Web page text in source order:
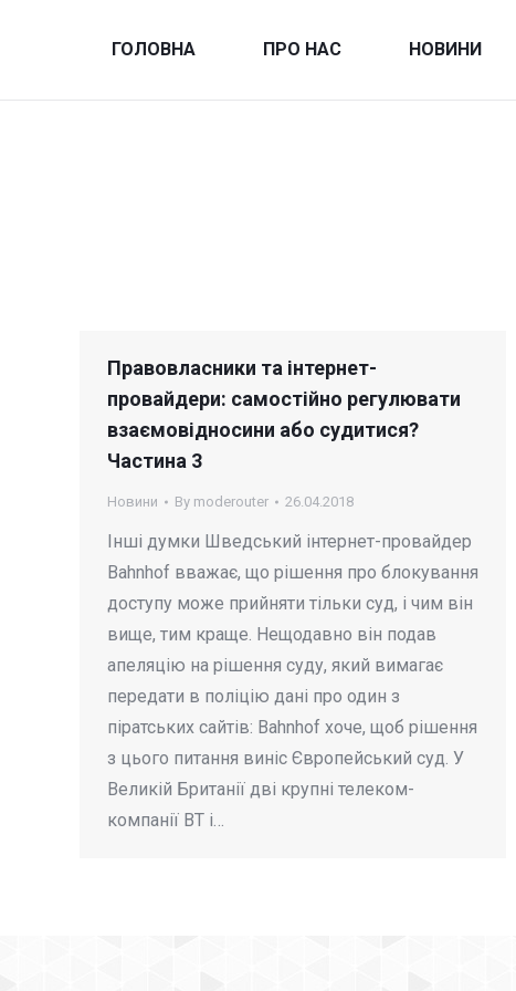
ГОЛОВНА ПРО НАС НОВИНИ
Правовласники та інтернет-
провайдери: самостійно регулювати
взаємовідносини або судитися?
Частина 3
Новини By moderouter 26.04.2018
Інші думки Шведський інтернет-провайдер
Bahnhof вважає, що рішення про блокування
доступу може прийняти тільки суд, і чим він
вище, тим краще. Нещодавно він подав
апеляцію на рішення суду, який вимагає
передати в поліцію дані про один з
піратських сайтів: Bahnhof хоче, щоб рішення
з цього питання виніс Європейський суд. У
Великій Британії дві крупні телеком-
компанії BT і…